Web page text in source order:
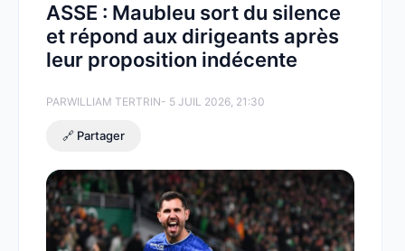
ASSE : Maubleu sort du silence
et répond aux dirigeants après
leur proposition indécente
PARWILLIAM TERTRIN- 5 JUIL 2026, 21:30
🔗 Partager